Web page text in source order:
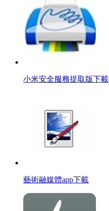
小米安全服務提取版下載
藝術融媒體app下載